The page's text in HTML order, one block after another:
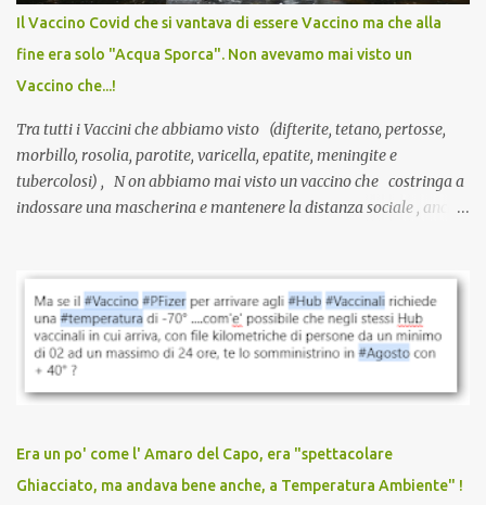
anche a persone sane, giovani, senza fattori di rischio, spesso già
serve una prescrizione. Non c’è diagnosi. Non c’è presa in carico.
L’unico atto richiesto è una fi...
Il Vaccino Covid che si vantava di essere Vaccino ma che alla
fine era solo "Acqua Sporca". Non avevamo mai visto un
Vaccino che...!
Tra tutti i Vaccini che abbiamo visto (difterite, tetano, pertosse,
morbillo, rosolia, parotite, varicella, epatite, meningite e
tubercolosi) , N on abbiamo mai visto un vaccino che costringa a
indossare una mascherina e mantenere la distanza sociale , anche
vaccinazione. Non avevamo mai sentito parlare di ricompense,
sconti, incentivi per vaccinarsi. Non avevamo mai visto
discriminazioni per coloro che non l’hanno fatto. Se non sei stato
vaccinato, nessuno aveva prima cercato di farti sentire una
persona cattiva. Non avevamo mai visto un vaccino che minacci le
vaccino usato per minacciare i mezzi di sussistenza, il lavoro o la
scuola. Non avevamo mai visto un vaccino che permettesse a un
dodicenne di ignorare il consenso dei genitori. Dopo tutti i vaccini
Era un po' come l' Amaro del Capo, era "spettacolare
Ghiacciato, ma andava bene anche, a Temperatura Ambiente" !